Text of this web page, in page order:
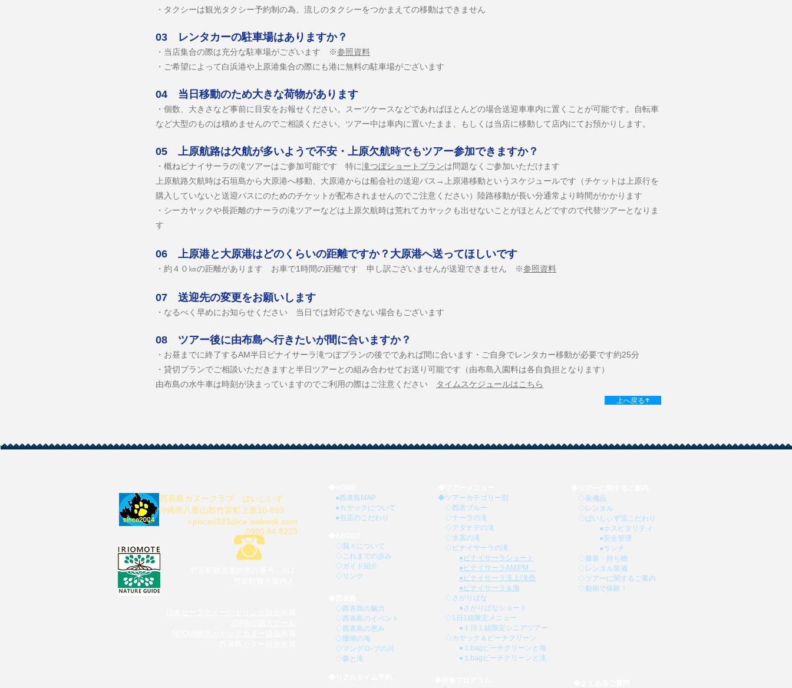
・タクシーは観光タクシー予約制の為、流しのタクシーをつかまえての移動はできません
03 レンタカーの駐車場はありますか？
・​当店集合の際は充分な駐車場がございます ※参照資料
・ご希望によって白浜港や上原港集合の際にも港に無料の駐車場がございます
04 当日移動のため大きな荷物があります
・​個数、大きさなど事前に目安をお報せください。スーツケースなどであればほとんどの場合送迎車車内に置くことが可能です。自転車
など大型のものは積めませんのでご相談ください。ツアー中は車内に置いたまま、もしくは当店に移動して店内にてお預かりします。
05 上原航路は欠航が多いようで不安・上原欠航時でもツアー参加できますか？
・概ねピナイサーラの滝ツアーはご参加可能です 特に滝つぼショートプランは問題なくご参加いただけます
上原航路欠航時は石垣島から大原港へ移動、大原港からは船会社の送迎バス→上原港移動というスケジュールです（チケットは上原行を
購入していないと送迎バスにのためのチケットが配布されませんのでご注意ください）陸路移動が長い分通常より時間がかかります
・シーカヤックや長距離のナーラの滝ツアーなどは上原欠航時は荒れてカヤックも出せないことがほとんどですので代替ツアーとなりま
す
06 上原港と大原港はどのくらいの距離ですか？大原港へ送ってほしいです
・​約４０㎞の距離があります お車で1時間の距離です 申し訳ございませんが送迎できません ※参照資料
07 送迎先の変更をお願いします
・​なるべく早めにお知らせください 当日では対応できない場合もございます
08 ツアー後に由布島へ行きたいが間に合いますか？
・​お昼までに終了するAM半日ピナイサーラ滝つぼプランの後でであれば間に合います・ ご自身でレンタカー移動が必要です約25分
​・貸切プランでご相談いただきますと半日ツアーとの組み合わせてお送り可能です（由布島入園料は各自負担となります）
​由布島の水牛車は時刻が決まっていますのでご利用の際はご注意ください
タイムスケジュールはこちら
上へ戻る↑
沖縄県八重山郡竹富町上原10-693
i-pisces323@ce.wakwak.com
0980 84 8223
西表島カヌークラブ ぱいしいず
●西表島MAP
● カヤックについて
●当店のこだわり
◇我々について
◇これまでの歩み
◇ガイド紹介
◇ リンク
◇西表島の魅力
◇西表島のイベント
◇西表島の恵み
◇珊瑚の海
◇マングロ-ブの川
◇森と滝
◆ツアーカテゴリー別
◇西表ブルー
◇ナーラの滝
◇アダナデの滝
◇水落の滝
◇ピナイサーラの滝
●ピナイサーラショート
●ピナイサーラAM/PM
●ピナイサーラ滝上/滝壺
●ピナイサーラ＆海
◇さがりばな
●さがりばなショート
◇1日1組限定メニュー
●１日１組限定シニアツアー
◇カヤック＆ ビーチクリーン
●１bagビーチクリーンと海
●１bagビーチクリーンと滝
◇装備品
◇レンタル
◇ぱいしぃず流こだわり
●ホスピタリティ
●安全管理
●ランチ
◇服装・持ち物
◇レンタル装備
◇ツアーに関するご案内
◇動画で体験！